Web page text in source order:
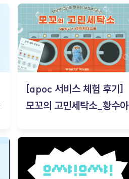
[apoc 서비스 체험 후기]
모꼬의 고민세탁소_황수아